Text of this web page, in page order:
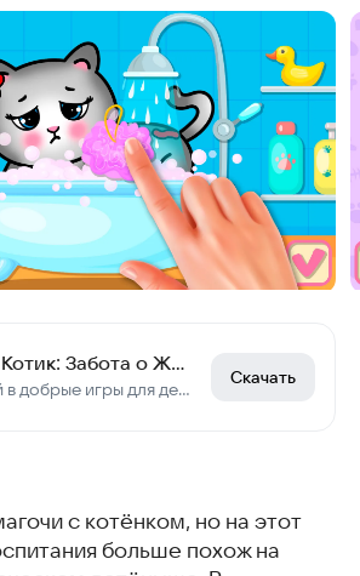
Мой Котик: Забота о Животных
Играй в добрые игры для детей, где надо лечить животных и ухаживать за котом!
Скачать
с котёнком, но на этот
больше похож на